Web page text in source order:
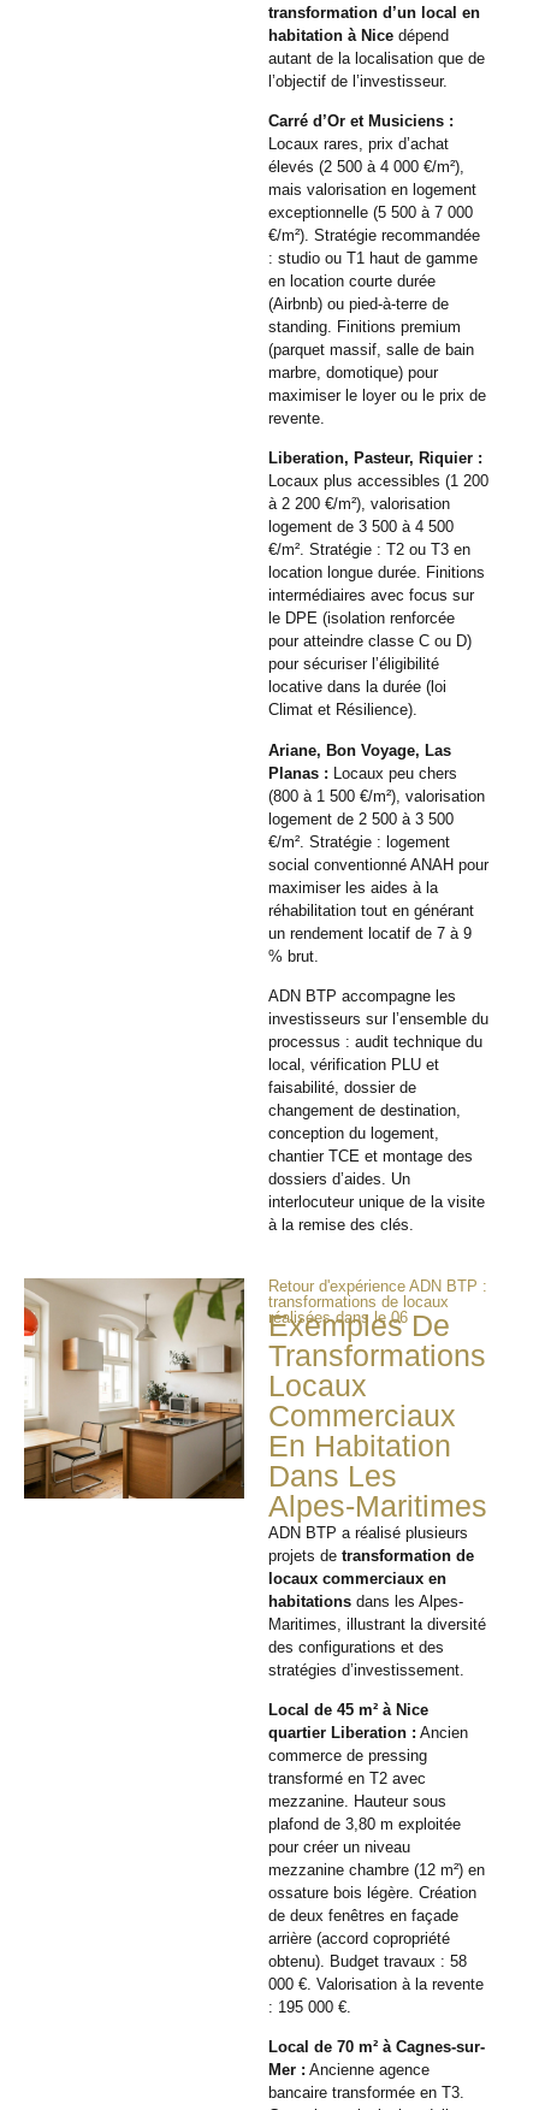
transformation d’un local en
habitation à Nice dépend
autant de la localisation que de
l’objectif de l’investisseur.
Carré d’Or et Musiciens :
Locaux rares, prix d’achat
élevés (2 500 à 4 000 €/m²),
mais valorisation en logement
exceptionnelle (5 500 à 7 000
€/m²). Stratégie recommandée
: studio ou T1 haut de gamme
en location courte durée
(Airbnb) ou pied-à-terre de
standing. Finitions premium
(parquet massif, salle de bain
marbre, domotique) pour
maximiser le loyer ou le prix de
revente.
Liberation, Pasteur, Riquier :
Locaux plus accessibles (1 200
à 2 200 €/m²), valorisation
logement de 3 500 à 4 500
€/m². Stratégie : T2 ou T3 en
location longue durée. Finitions
intermédiaires avec focus sur
le DPE (isolation renforcée
pour atteindre classe C ou D)
pour sécuriser l’éligibilité
locative dans la durée (loi
Climat et Résilience).
Ariane, Bon Voyage, Las
Planas : Locaux peu chers
(800 à 1 500 €/m²), valorisation
logement de 2 500 à 3 500
€/m². Stratégie : logement
social conventionné ANAH pour
maximiser les aides à la
réhabilitation tout en générant
un rendement locatif de 7 à 9
% brut.
ADN BTP accompagne les
investisseurs sur l’ensemble du
processus : audit technique du
local, vérification PLU et
faisabilité, dossier de
changement de destination,
conception du logement,
chantier TCE et montage des
dossiers d’aides. Un
interlocuteur unique de la visite
à la remise des clés.
Retour d'expérience ADN BTP :
transformations de locaux
réalisées dans le 06
Exemples De
Transformations
Locaux
Commerciaux
En Habitation
Dans Les
Alpes-Maritimes
ADN BTP a réalisé plusieurs
projets detransformation de
locaux commerciaux en
habitations dans les Alpes-
Maritimes, illustrant la diversité
des configurations et des
stratégies d’investissement.
Local de 45 m² à Nice
quartier Liberation : Ancien
commerce de pressing
transformé en T2 avec
mezzanine. Hauteur sous
plafond de 3,80 m exploitée
pour créer un niveau
mezzanine chambre (12 m²) en
ossature bois légère. Création
de deux fenêtres en façade
arrière (accord copropriété
obtenu). Budget travaux : 58
000 €. Valorisation à la revente
: 195 000 €.
Local de 70 m² à Cagnes-sur-
Mer : Ancienne agence
bancaire transformée en T3.